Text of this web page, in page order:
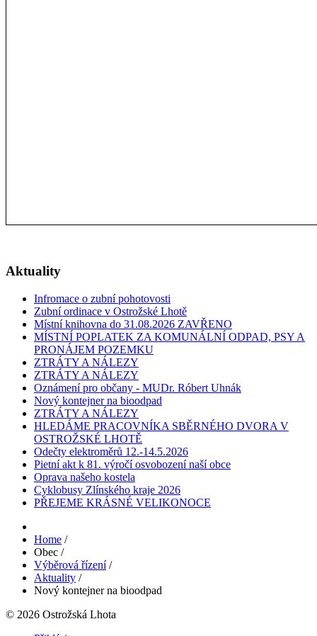
Aktuality
Infromace o zubní pohotovosti
Zubní ordinace v Ostrožské Lhotě
Místní knihovna do 31.08.2026 ZAVŘENO
MÍSTNÍ POPLATEK ZA KOMUNÁLNÍ ODPAD, PSY A
PRONÁJEM POZEMKU
ZTRÁTY A NÁLEZY
ZTRÁTY A NÁLEZY
Oznámení pro občany - MUDr. Róbert Uhnák
Nový kontejner na bioodpad
ZTRÁTY A NÁLEZY
HLEDÁME PRACOVNÍKA SBĚRNÉHO DVORA V
OSTROŽSKÉ LHOTĚ
Odečty elektroměrů 12.-14.5.2026
Pietní akt k 81. výročí osvobození naší obce
Oprava našeho kostela
Cyklobusy Zlínského kraje 2026
PŘEJEME KRÁSNÉ VELIKONOCE
Home /
Obec /
Výběrová řízení /
Aktuality /
Nový kontejner na bioodpad
© 2026 Ostrožská Lhota